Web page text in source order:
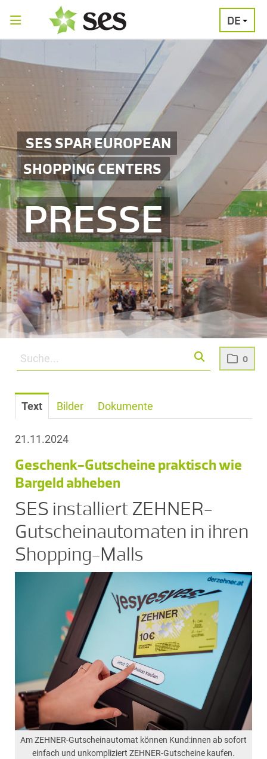
0
DE
SES SPAR EUROPEAN
SHOPPING CENTERS
PRESSE
PRESSEAUSSENDUNGEN
Text Bilder Dokumente
21.11.2024
Geschenk-Gutscheine praktisch wie
Bargeld abheben
SES installiert ZEHNER-
Gutscheinautomaten in ihren
Shopping-Malls
Am ZEHNER-Gutscheinautomat können Kund:innen ab sofort
einfach und unkompliziert ZEHNER-Gutscheine kaufen.